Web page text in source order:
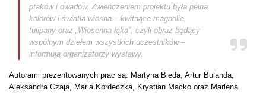
ptaków i owadów. Zwieńczeniem projektu była pełna
kolorów i światła wiosna – kwitnące magnolie,
tulipany oraz „Wiosenna łąka”, czyli obraz będący
wspólnym dziełem wszystkich uczestników –
informują organizatorzy wystawy.
Autorami prezentowanych prac są: Martyna Bieda, Artur Bulanda,
Aleksandra Czaja, Maria Kordeczka, Krystian Macko oraz Marlena